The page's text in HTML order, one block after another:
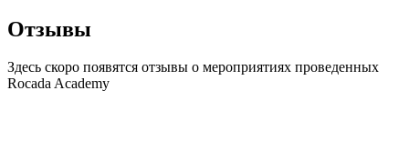
Отзывы
Здесь скоро появятся отзывы о мероприятиях проведенных
Rocada Academy